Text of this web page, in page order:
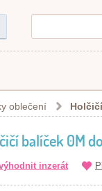
oblečení
balíček 0M
inzerát